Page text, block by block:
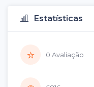
Estatísticas
0 Avaliação